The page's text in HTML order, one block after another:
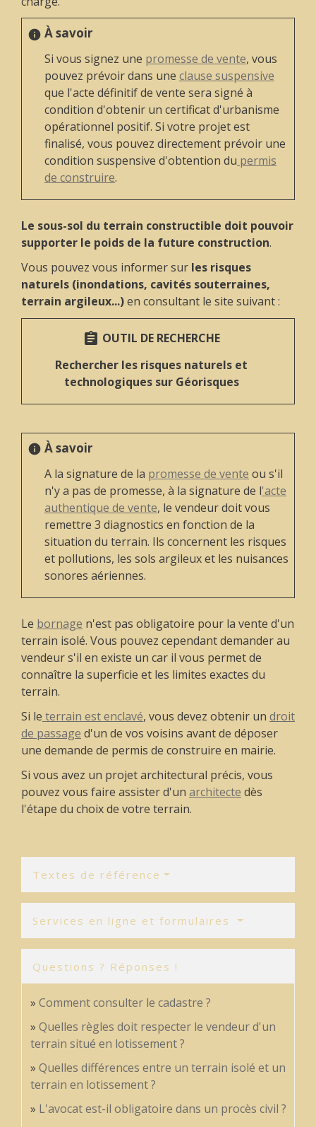
info À savoir
Si vous signez une promesse de vente, vous
pouvez prévoir dans une clause suspensive
que l'acte définitif de vente sera signé à
condition d'obtenir un certificat d'urbanisme
opérationnel positif. Si votre projet est
finalisé, vous pouvez directement prévoir une
condition suspensive d'obtention du permis
de construire.
Le sous-sol du terrain constructible doit pouvoir
supporter le poids de la future construction.
Vous pouvez vous informer sur les risques
naturels (inondations, cavités souterraines,
terrain argileux...)en consultant le site suivant :
assignment OUTIL DE RECHERCHE
Rechercher les risques naturels et
technologiques sur Géorisques
info À savoir
A la signature de la promesse de vente ou s'il
n'y a pas de promesse, à la signature de l'acte
authentique de vente, le vendeur doit vous
remettre 3 diagnostics en fonction de la
situation du terrain. Ils concernent les risques
et pollutions, les sols argileux et les nuisances
sonores aériennes.
Le bornage n'est pas obligatoire pour la vente d'un
terrain isolé. Vous pouvez cependant demander au
vendeur s'il en existe un car il vous permet de
connaître la superficie et les limites exactes du
terrain.
Si le terrain est enclavé, vous devez obtenir un droit
de passage d'un de vos voisins avant de déposer
une demande de permis de construire en mairie.
Si vous avez un projet architectural précis, vous
pouvez vous faire assister d'un architecte dès
l'étape du choix de votre terrain.
Textes de référence
Services en ligne et formulaires
Questions ? Réponses !
Comment consulter le cadastre ?
Quelles règles doit respecter le vendeur d'un
terrain situé en lotissement ?
Quelles différences entre un terrain isolé et un
terrain en lotissement ?
L'avocat est-il obligatoire dans un procès civil ?